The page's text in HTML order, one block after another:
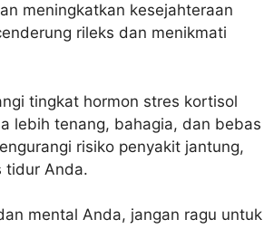
meningkatkan kesejahteraan
rileks dan menikmati
tingkat hormon stres kortisol
lebih tenang, bahagia, dan bebas
risiko penyakit jantung,
tidur Anda.
mental Anda, jangan ragu untuk